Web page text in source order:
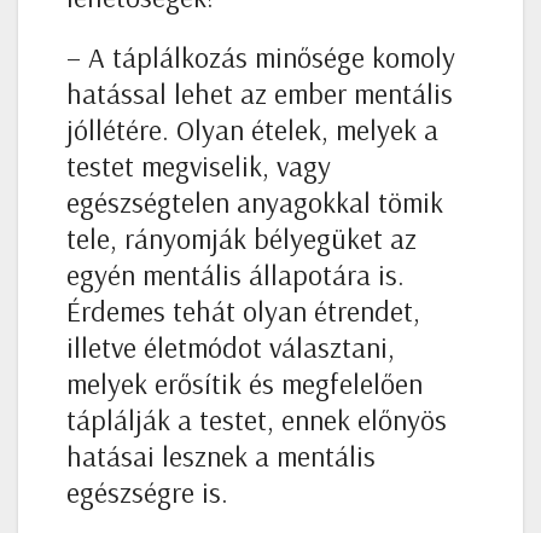
– A táplálkozás minősége komoly
hatással lehet az ember mentális
jóllétére. Olyan ételek, melyek a
testet megviselik, vagy
egészségtelen anyagokkal tömik
tele, rányomják bélyegüket az
egyén mentális állapotára is.
Érdemes tehát olyan étrendet,
illetve életmódot választani,
melyek erősítik és megfelelően
táplálják a testet, ennek előnyös
hatásai lesznek a mentális
egészségre is.